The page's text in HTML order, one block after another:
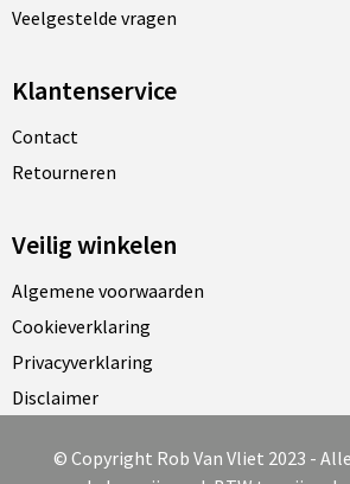
Veelgestelde vragen
Klantenservice
Contact
Retourneren
Veilig winkelen
Algemene voorwaarden
Cookieverklaring
Privacyverklaring
Disclaimer
© Copyright Rob Van Vliet 2023 -